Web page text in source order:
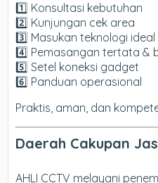
1️⃣ Konsultasi kebutuhan
2️⃣ Kunjungan cek area
3️⃣ Masukan teknologi ideal
4️⃣ Pemasangan tertata &
5️⃣ Setel koneksi gadget
6️⃣ Panduan operasional
Praktis, aman, dan
Daerah Cakupan
AHLI CCTV melayani